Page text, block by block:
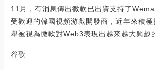
11月，有消息傳出微軟已出資支持了
受歡迎的韓國視頻游戲開發商，近年來積
舉被視為微軟對Web3表現出越來越大興趣
谷歌